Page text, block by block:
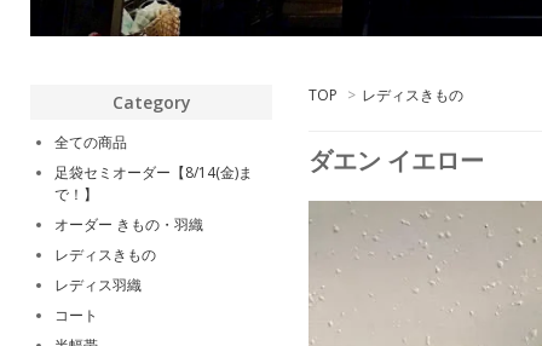
TOP > レディスきもの
ダエン イエロー
Category
全ての商品
足袋セミオーダー【8/14(金)ま
で！】
オーダー きもの・羽織
レディスきもの
レディス羽織
コート